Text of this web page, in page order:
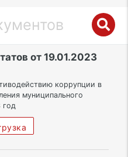
округ
от 19.01.2023
коррупции в
муниципального
год